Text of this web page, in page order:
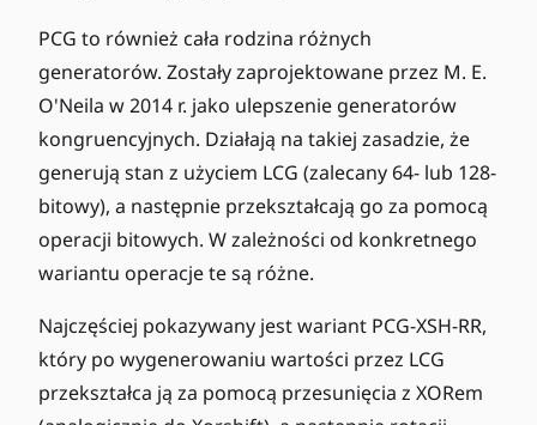
PCG to również cała rodzina różnych
generatorów. Zostały zaprojektowane przez M. E.
O'Neila w 2014 r. jako ulepszenie generatorów
kongruencyjnych. Działają na takiej zasadzie, że
generują stan z użyciem LCG (zalecany 64- lub 128-
bitowy), a następnie przekształcają go za pomocą
operacji bitowych. W zależności od konkretnego
wariantu operacje te są różne.
Najczęściej pokazywany jest wariant PCG-XSH-RR,
który po wygenerowaniu wartości przez LCG
przekształca ją za pomocą przesunięcia z XORem